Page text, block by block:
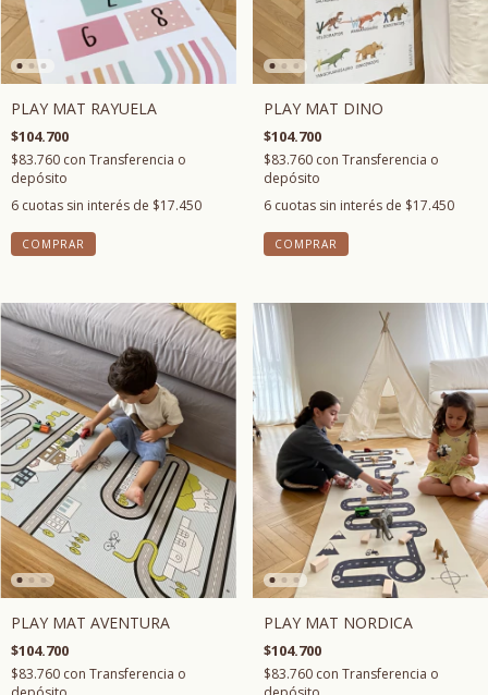
PLAY MAT RAYUELA
$104.700
$83.760 con Transferencia o
depósito
6 cuotas sin interés de $17.450
PLAY MAT DINO
$104.700
$83.760 con Transferencia o
depósito
6 cuotas sin interés de $17.450
PLAY MAT AVENTURA
$104.700
$83.760 con Transferencia o
PLAY MAT NORDICA
$104.700
$83.760 con Transferencia o